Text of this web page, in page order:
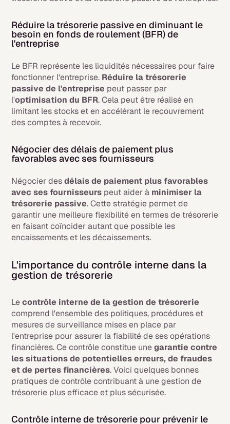
Réduire la trésorerie passive en diminuant le
besoin en fonds de roulement (BFR) de
l'entreprise
Le BFR représente les liquidités nécessaires pour faire
fonctionner l'entreprise. Réduire la trésorerie
passive de l'entreprise peut passer par
l'optimisation du BFR. Cela peut être réalisé en
limitant les stocks et en accélérant le recouvrement
des comptes à recevoir.
Négocier des délais de paiement plus
favorables avec ses fournisseurs
Négocier desdélais de paiement plus favorables
avec ses fournisseurs peut aider à minimiser la
trésorerie passive. Cette stratégie permet de
garantir une meilleure flexibilité en termes de trésorerie
en faisant coïncider autant que possible les
encaissements et les décaissements.
L'importance du contrôle interne dans la
gestion de trésorerie
Lecontrôle interne de la gestion de trésorerie
comprend l'ensemble des politiques, procédures et
mesures de surveillance mises en place par
l'entreprise pour assurer la fiabilité de ses opérations
financières. Ce contrôle constitue unegarantie contre
les situations de potentielles erreurs, de fraudes
et de pertes financières. Voici quelques bonnes
pratiques de contrôle contribuant à une gestion de
trésorerie plus efficace et plus sécurisée.
Contrôle interne de trésorerie pour prévenir le